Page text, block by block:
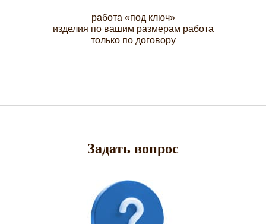
работа «под ключ»
изделия по вашим размерам работа
только по договору
Задать вопрос